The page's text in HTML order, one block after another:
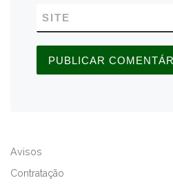
SITE
E
Avisos
Contratação